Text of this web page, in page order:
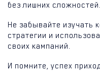
без лишних сложностей.
Не забывайте изучать
стратегии и
своих кампаний.
И помните, успех